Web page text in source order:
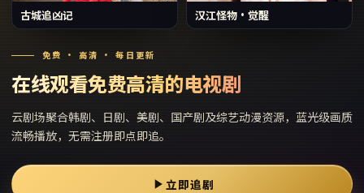
免费 · 高清 · 每日更新
在线观看免费高清的电视剧
云剧场聚合韩剧、日剧、美剧、国产剧及综艺动漫资源，蓝光级画质
流畅播放，无需注册即点即追。
立即追剧
古城追凶记 汉江怪物·觉醒